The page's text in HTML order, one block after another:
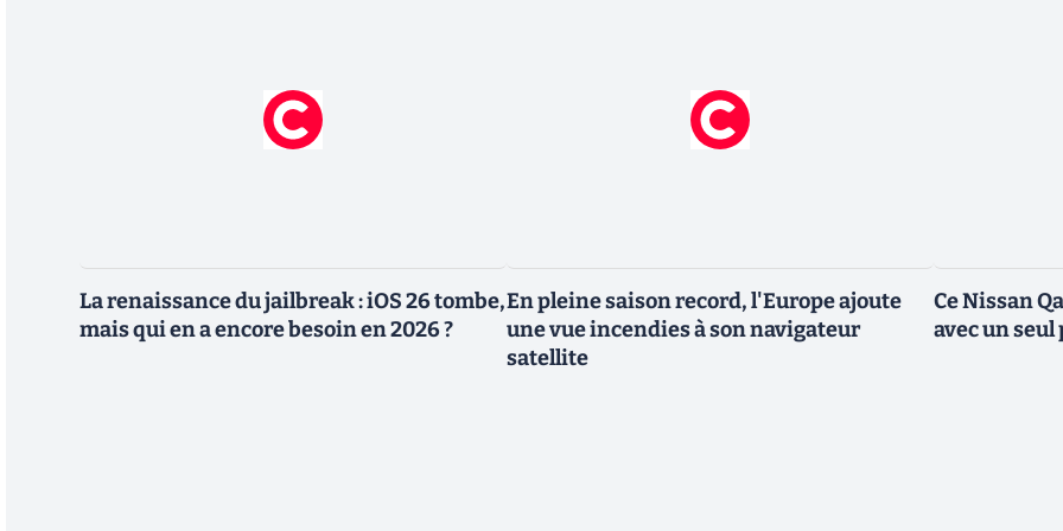
La renaissance du jailbreak : iOS 26 tombe,
mais qui en a encore besoin en 2026 ?
En pleine saison record, l'Europe ajoute
une vue incendies à son navigateur
satellite
Ce Nissan
avec un